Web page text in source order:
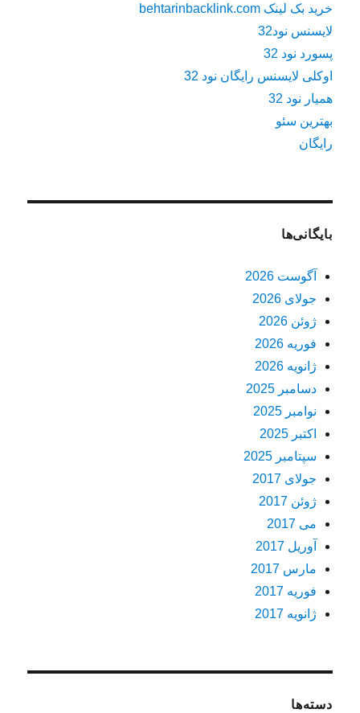
خرید بک لینک behtarinbacklink.com
لایسنس نود32
پسورد نود 32
اوکلی لایسنس رایگان نود 32
همیار نود 32
بهترین سئو
رایگان
بایگانی‌ها
آگوست 2026
جولای 2026
ژوئن 2026
فوریه 2026
ژانویه 2026
دسامبر 2025
نوامبر 2025
اکتبر 2025
سپتامبر 2025
جولای 2017
ژوئن 2017
می 2017
آوریل 2017
مارس 2017
فوریه 2017
ژانویه 2017
دسته‌ها